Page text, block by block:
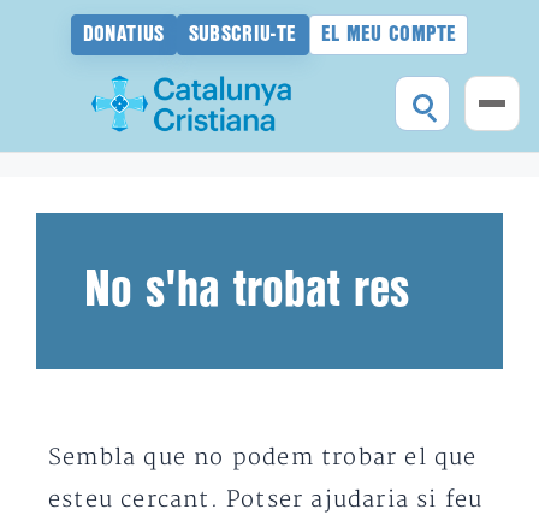
DONATIUS SUBSCRIU-TE EL MEU COMPTE
No s'ha trobat res
Sembla que no podem trobar el que
esteu cercant. Potser ajudaria si feu